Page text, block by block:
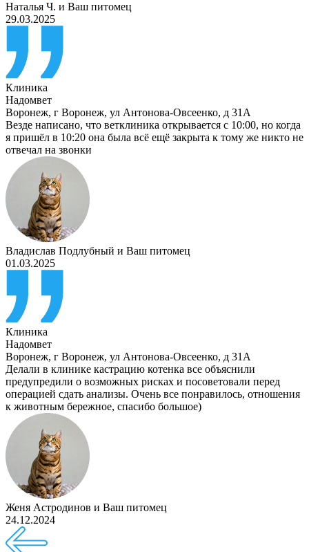
Наталья Ч. и Ваш питомец
29.03.2025
Клиника
Надомвет
Воронеж, г Воронеж, ул Антонова-Овсеенко, д 31А
Везде написано, что ветклиника открывается с 10:00, но когда
я пришёл в 10:20 она была всё ещё закрыта к тому же никто не
отвечал на звонки
Владислав Подлубный и Ваш питомец
01.03.2025
Клиника
Надомвет
Воронеж, г Воронеж, ул Антонова-Овсеенко, д 31А
Делали в клинике кастрацию котенка все объяснили
предупредили о возможных рисках и посоветовали перед
операцией сдать анализы. Очень все понравилось, отношения
к животным бережное, спасибо большое)
Женя Астродинов и Ваш питомец
24.12.2024